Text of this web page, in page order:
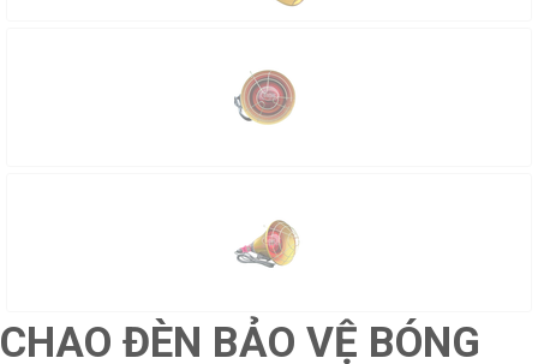
CHAO ĐÈN BẢO VỆ BÓNG